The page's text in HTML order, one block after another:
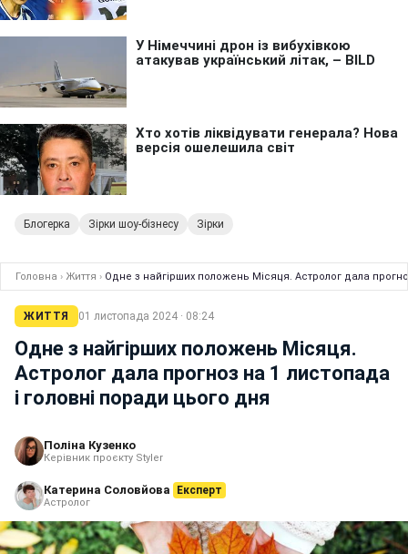
Блогерка Зірки шоу-бізнесу Зірки
Головна › Життя › Одне з найгірших положень Місяця. Астролог дала
ЖИТТЯ 01 листопада 2024 · 08:24
Одне з найгірших положень Місяця.
Астролог дала прогноз на 1 листопада
і головні поради цього дня
Поліна Кузенко
Керівник проєкту Styler
Катерина Соловйова Експерт
Астролог